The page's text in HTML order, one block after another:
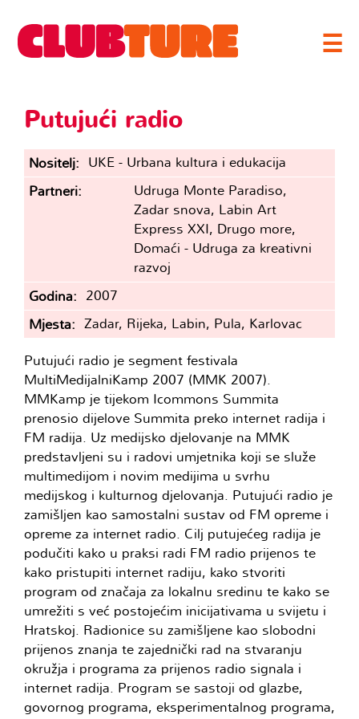
☰
Putujući radio
Nositelj
UKE - Urbana kultura i edukacija
Partneri
Udruga Monte Paradiso,
Zadar snova, Labin Art
Express XXI, Drugo more,
Domaći - Udruga za kreativni
razvoj
Godina
2007
Mjesta
Zadar, Rijeka, Labin, Pula, Karlovac
Putujući radio je segment festivala
MultiMedijalniKamp 2007 (MMK 2007).
MMKamp je tijekom Icommons Summita
prenosio dijelove Summita preko internet radija i
FM radija. Uz medijsko djelovanje na MMK
predstavljeni su i radovi umjetnika koji se služe
multimedijom i novim medijima u svrhu
medijskog i kulturnog djelovanja. Putujući radio je
zamišljen kao samostalni sustav od FM opreme i
opreme za internet radio. Cilj putujećeg radija je
podučiti kako u praksi radi FM radio prijenos te
kako pristupiti internet radiju, kako stvoriti
program od značaja za lokalnu sredinu te kako se
umrežiti s već postojećim inicijativama u svijetu i
Hratskoj. Radionice su zamišljene kao slobodni
prijenos znanja te zajednički rad na stvaranju
okružja i programa za prijenos radio signala i
internet radija. Program se sastoji od glazbe,
govornog programa, eksperimentalnog programa,